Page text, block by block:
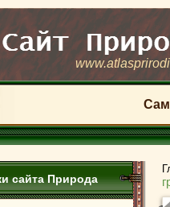
сайта Природа